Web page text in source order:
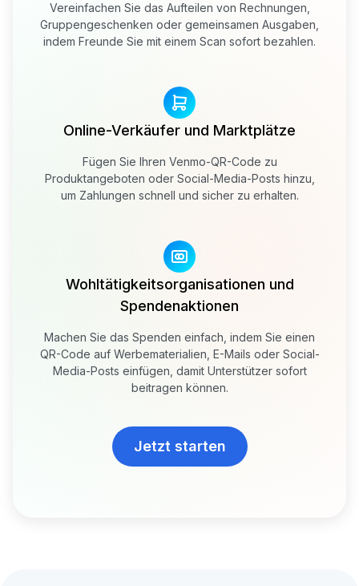
Vereinfachen Sie das Aufteilen von Rechnungen,
Gruppengeschenken oder gemeinsamen Ausgaben,
indem Freunde Sie mit einem Scan sofort bezahlen.
Online-Verkäufer und Marktplätze
Fügen Sie Ihren Venmo-QR-Code zu
Produktangeboten oder Social-Media-Posts hinzu,
um Zahlungen schnell und sicher zu erhalten.
Wohltätigkeitsorganisationen und
Spendenaktionen
Machen Sie das Spenden einfach, indem Sie einen
QR-Code auf Werbematerialien, E-Mails oder Social-
Media-Posts einfügen, damit Unterstützer sofort
beitragen können.
Jetzt starten